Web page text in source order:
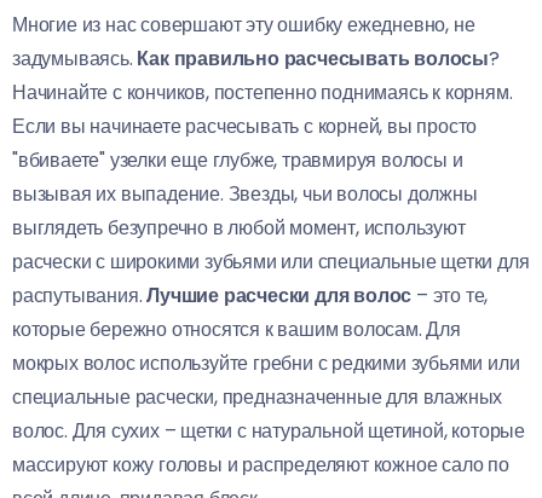
Многие из нас совершают эту ошибку ежедневно, не
задумываясь. Как правильно расчесывать волосы?
Начинайте с кончиков, постепенно поднимаясь к корням.
Если вы начинаете расчесывать с корней, вы просто
"вбиваете" узелки еще глубже, травмируя волосы и
вызывая их выпадение. Звезды, чьи волосы должны
выглядеть безупречно в любой момент, используют
расчески с широкими зубьями или специальные щетки для
распутывания.Лучшие расчески для волос – это те,
которые бережно относятся к вашим волосам. Для
мокрых волос используйте гребни с редкими зубьями или
специальные расчески, предназначенные для влажных
волос. Для сухих – щетки с натуральной щетиной, которые
массируют кожу головы и распределяют кожное сало по